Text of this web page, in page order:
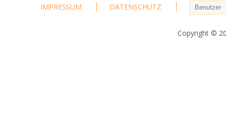
IMPRESSUM DATENSCHUTZ
Copyright ©